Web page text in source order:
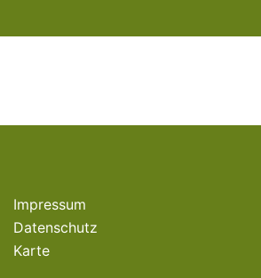
Impressum
Datenschutz
Karte